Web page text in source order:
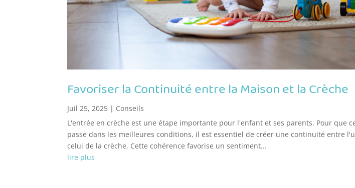
Favoriser la Continuité entre la Maison et la Crèche
Juil 25, 2025 | Conseils
L'entrée en crèche est une étape importante pour l'enfant et ses parents. Pour que
passe dans les meilleures conditions, il est essentiel de créer une continuité entre
celui de la crèche. Cette cohérence favorise un sentiment...
lire plus